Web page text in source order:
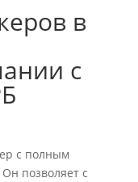
в
с
с полным
позволяет с